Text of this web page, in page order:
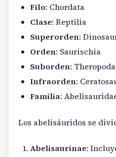
Filo: Chordata
Clase: Reptilia
Superorden:
Orden: Saurischia
Suborden: Theropoda
Infraorden:
Familia:
Los abelisáuridos se
Abelisaurinae: